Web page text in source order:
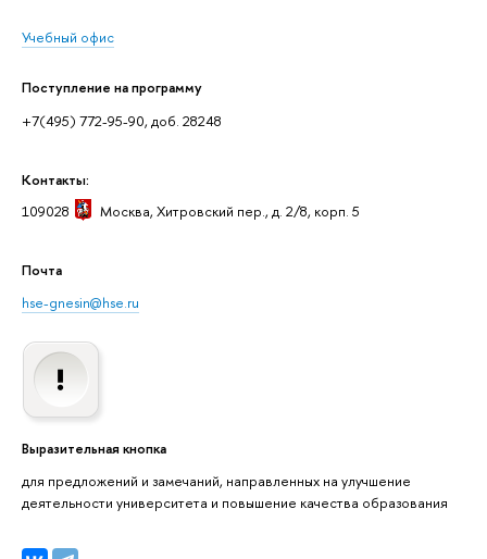
Учебный офис
Поступление на программу
+7(495) 772-95-90, доб. 28248
Контакты:
109028
Москва, Хитровский пер., д. 2/8, корп. 5
Почта
hse-gnesin@hse.ru
Выразительная кнопка
для предложений и замечаний, направленных на улучшение
деятельности университета и повышение качества образования